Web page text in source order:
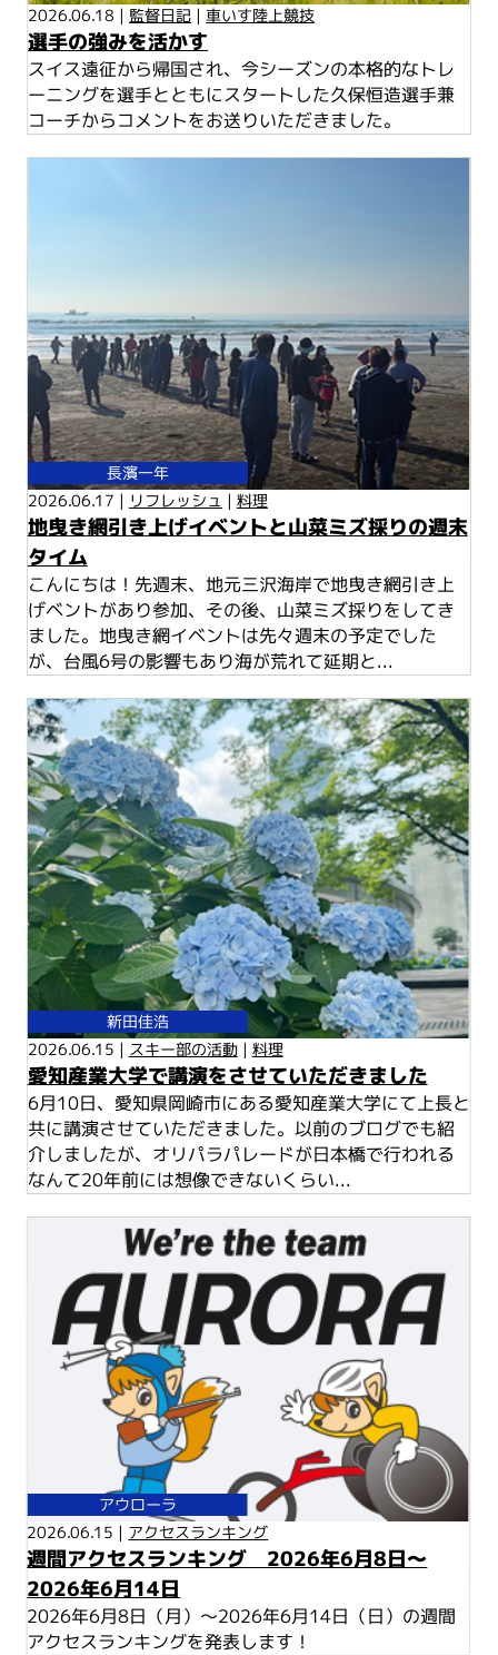
2026.06.18 | 監督日記 |車いす陸上競技
選手の強みを活かす
スイス遠征から帰国され、今シーズンの本格的なトレ
ーニングを選手とともにスタートした久保恒造選手兼
コーチからコメントをお送りいただきました。
長濱一年
2026.06.17 | リフレッシュ | 料理
地曳き網引き上げイベントと山菜ミズ採りの週末
タイム
こんにちは！先週末、地元三沢海岸で地曳き網引き上
げベントがあり参加、その後、山菜ミズ採りをしてき
ました。地曳き網イベントは先々週末の予定でした
が、台風6号の影響もあり海が荒れて延期と...
新田佳浩
2026.06.15 | スキー部の活動| 料理
愛知産業大学で講演をさせていただきました
6月10日、愛知県岡崎市にある愛知産業大学にて上長と
共に講演させていただきました。以前のブログでも紹
介しましたが、オリパラパレードが日本橋で行われる
なんて20年前には想像できないくらい...
アウローラ
2026.06.15 | アクセスランキング
週間アクセスランキング 2026年6月8日～
2026年6月14日
2026年6月8日（月）～2026年6月14日（日）の週間
アクセスランキングを発表します！